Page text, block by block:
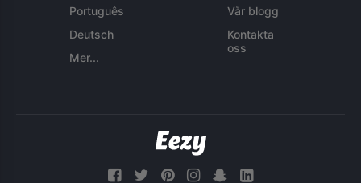
Português
Deutsch
Mer...
Vår blogg
Kontakta
oss